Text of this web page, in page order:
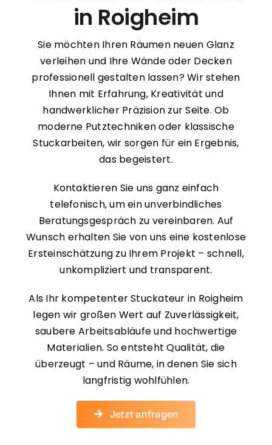
in Roigheim
Sie möchten Ihren Räumen neuen Glanz
verleihen und Ihre Wände oder Decken
professionell gestalten lassen? Wir stehen
Ihnen mit Erfahrung, Kreativität und
handwerklicher Präzision zur Seite. Ob
moderne Putztechniken oder klassische
Stuckarbeiten, wir sorgen für ein Ergebnis,
das begeistert.
Kontaktieren Sie uns ganz einfach
telefonisch, um ein unverbindliches
Beratungsgespräch zu vereinbaren. Auf
Wunsch erhalten Sie von uns eine kostenlose
Ersteinschätzung zu Ihrem Projekt – schnell,
unkompliziert und transparent.
Als Ihr kompetenter Stuckateur in Roigheim
legen wir großen Wert auf Zuverlässigkeit,
saubere Arbeitsabläufe und hochwertige
Materialien. So entsteht Qualität, die
überzeugt – und Räume, in denen Sie sich
langfristig wohlfühlen.
Jetzt anfragen